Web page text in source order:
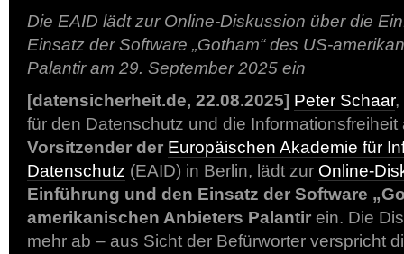
Die EAID lädt zur Online-Diskussion über die
Einsatz der Software „Gotham“ des US-
Palantir am 29. September 2025 ein
[datensicherheit.de, 22.08.2025] Peter Schaar,
für den Datenschutz und die Informationsfreiheit
Vorsitzender der Europäischen Akademie für
Datenschutz (EAID) in Berlin, lädt zur Online-
Einführung und den Einsatz der Software
amerikanischen Anbieters Palantir ein. Die
mehr ab – aus Sicht der Befürworter verspricht